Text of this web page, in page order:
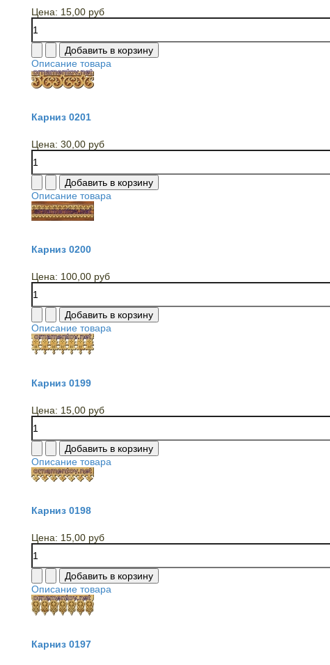
Цена: 15,00 руб
Описание товара
Карниз 0201
Цена: 30,00 руб
Описание товара
Карниз 0200
Цена: 100,00 руб
Описание товара
Карниз 0199
Цена: 15,00 руб
Описание товара
Карниз 0198
Цена: 15,00 руб
Описание товара
Карниз 0197